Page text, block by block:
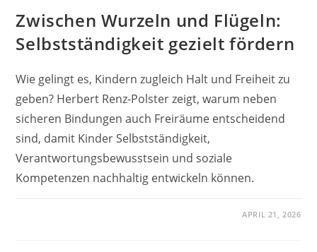
Zwischen Wurzeln und Flügeln:
Selbstständigkeit gezielt fördern
Wie gelingt es, Kindern zugleich Halt und Freiheit zu
geben? Herbert Renz-Polster zeigt, warum neben
sicheren Bindungen auch Freiräume entscheidend
sind, damit Kinder Selbstständigkeit,
Verantwortungsbewusstsein und soziale
Kompetenzen nachhaltig entwickeln können.
APRIL 21, 2026